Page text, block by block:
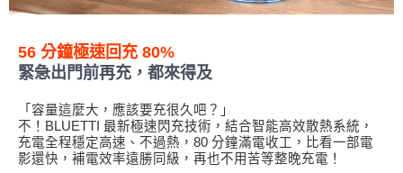
56 分鐘極速回充 80%
緊急出門前再充，都來得及
「容量這麼大，應該要充很久吧？」
不！BLUETTI 最新極速閃充技術，結合智能高效散熱系統，
充電全程穩定高速、不過熱，80 分鐘滿電收工，比看一部電
影還快，補電效率遠勝同級，再也不用苦等整晚充電！